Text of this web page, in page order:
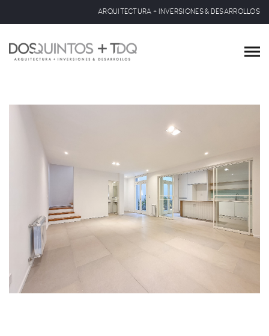
ARQUITECTURA + INVERSIONES & DESARROLLOS